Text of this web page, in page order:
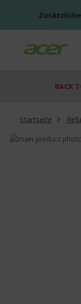
BACK
Startseite
Zum